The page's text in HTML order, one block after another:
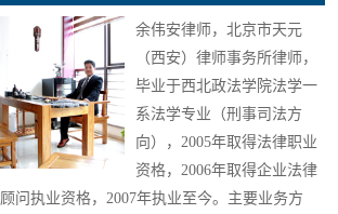
余伟安律师，北京市天元
（西安）律师事务所律师，
毕业于西北政法学院法学一
系法学专业（刑事司法方
向），2005年取得法律职业
资格，2006年取得企业法律
顾问执业资格，2007年执业至今。主要业务方